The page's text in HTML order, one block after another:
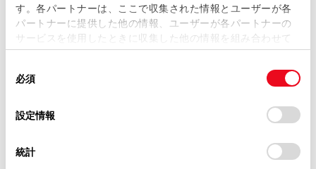
す。各パートナーは、ここで収集された情報とユーザーが各
パートナーに提供した他の情報、ユーザーが各パートナーの
サービスを使用したときに収集した他の情報を組み合わせて
使用することがあります。当ウェブサイトの使用を続行する
デバイスにすべてのCookie(クッキー)が保存されることに同
意したことになります。Cookie(クッキー)のオプトアウト、
設定の変更、同意を撤回したりするにあたっては、当社の
「Cookie（クッキー）情報の取り扱いについて
」をご覧くだ
必須
設定情報
統計
保証 TZ用品：1年間
よくあるご質問